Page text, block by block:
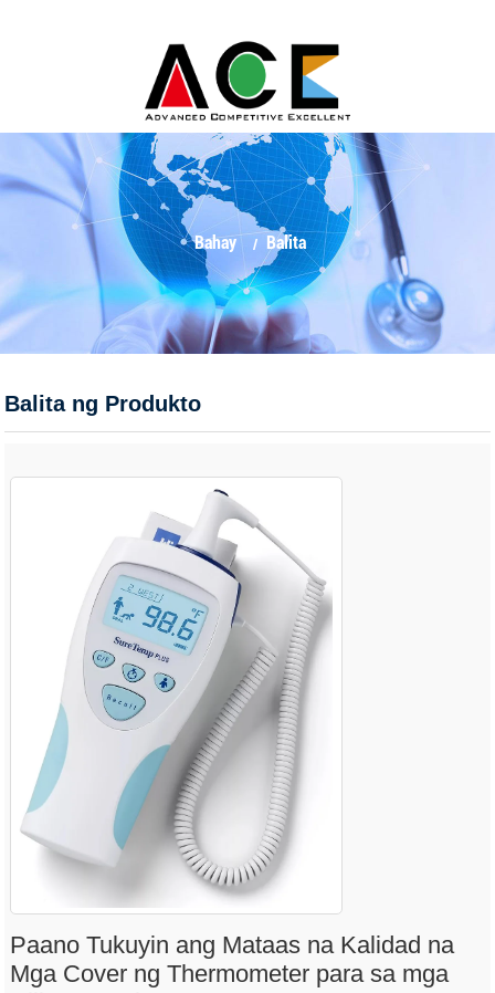
Bahay Balita
Balita ng Produkto
Paano Tukuyin ang Mataas na Kalidad na
Mga Cover ng Thermometer para sa mga